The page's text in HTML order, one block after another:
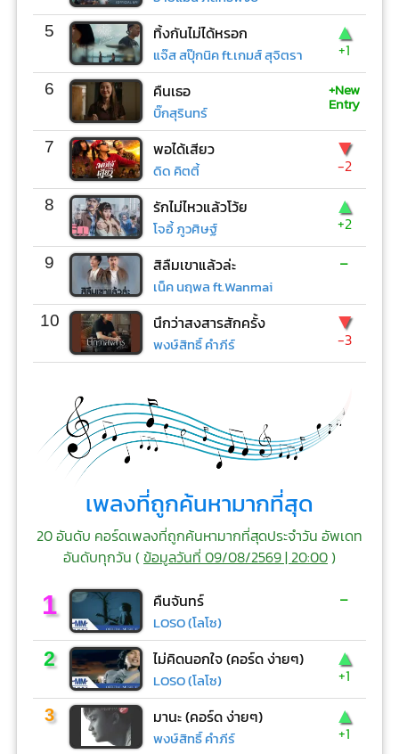
5 ทิ้งกันไม่ได้หรอก
แจ๊ส สปุ๊กนิค ft.เกมส์ สุจิตรา
▲
+1
6 คืนเธอ
บิ๊กสุรินทร์
+New
Entry
7 พอได้เสียว
ดิด คิตตี้
▼
-2
8 รักไม่ไหวแล้วโว้ย
โจอี้ ภูวศิษฐ์
▲
+2
9 สิลืมเขาแล้วล่ะ
เน็ค นฤพล ft.Wanmai
-
10 นึกว่าสงสารสักครั้ง
พงษ์สิทธิ์ คำภีร์
▼
-3
เพลงที่ถูกค้นหามากที่สุด
20 อันดับ คอร์ดเพลงที่ถูกค้นหามากที่สุดประจำวัน อัพเดท
อันดับทุกวัน (ข้อมูลวันที่ 09/08/2569 | 20:00)
1 คืนจันทร์
LOSO (โลโซ)
-
2 ไม่คิดนอกใจ (คอร์ด ง่ายๆ)
LOSO (โลโซ)
▲
+1
3 มานะ (คอร์ด ง่ายๆ)
พงษ์สิทธิ์ คำภีร์
▲
+1